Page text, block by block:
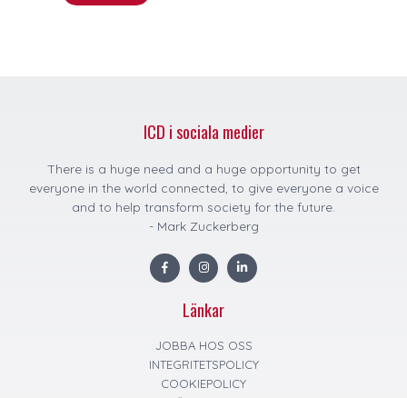
ICD i sociala medier
There is a huge need and a huge opportunity to get
everyone in the world connected, to give everyone a voice
and to help transform society for the future.
- Mark Zuckerberg
F
a
c
k
I
n
s
a
g
a
m
L
i
n
n
Länkar
JOBBA HOS OSS
INTEGRITETSPOLICY
COOKIEPOLICY